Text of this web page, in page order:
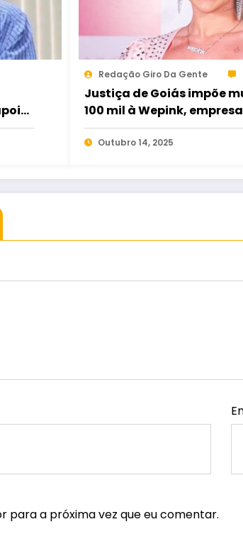
Redação Giro Da Gente
Justiça de Goiás impõe
100 mil à Wepink,
Fonseca, em caso de
de decisão
Outubro 14, 2025
para a próxima vez que eu comentar.